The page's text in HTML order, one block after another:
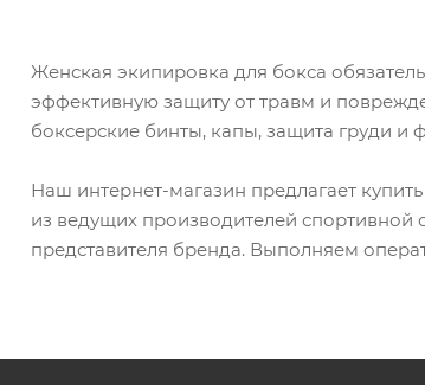
Женская экипировка для бокса
эффективную защиту от травм и
боксерские бинты, капы, защита груди и
Наш интернет-магазин предлагает
из ведущих производителей
представителя бренда. Выполняем